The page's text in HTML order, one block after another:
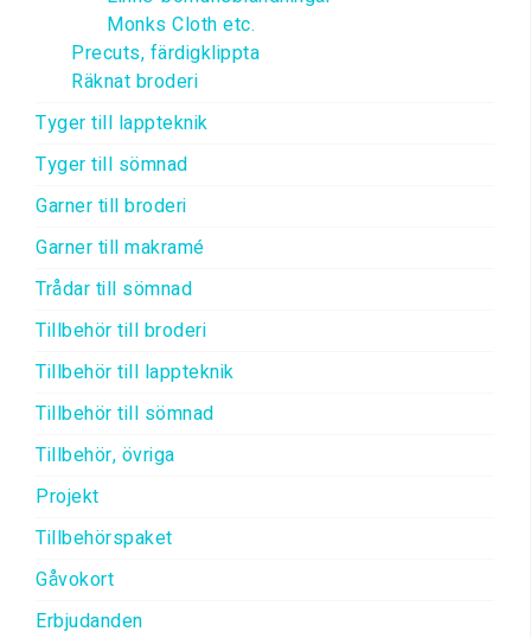
Monks Cloth etc.
Precuts, färdigklippta
Räknat broderi
Tyger till lappteknik
Tyger till sömnad
Garner till broderi
Garner till makramé
Trådar till sömnad
Tillbehör till broderi
Tillbehör till lappteknik
Tillbehör till sömnad
Tillbehör, övriga
Projekt
Tillbehörspaket
Gåvokort
Erbjudanden